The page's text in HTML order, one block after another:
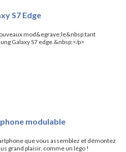
S7 Edge
mod&egrave;le&nbsp;tant
Galaxy S7 edge.&nbsp;</p>
modulable
que vous assemblez et démontez
grand plaisir, comme un légo !